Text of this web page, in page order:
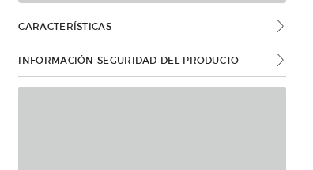
CARACTERÍSTICAS
INFORMACIÓN SEGURIDAD DEL PRODUCTO